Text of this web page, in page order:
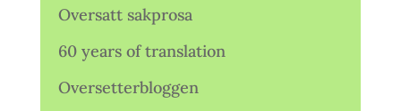
Oversatt sakprosa
60 years of translation
Oversetterbloggen